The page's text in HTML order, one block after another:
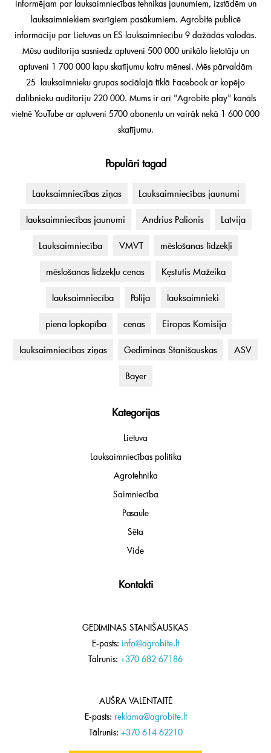
informējam par lauksaimniecības tehnikas jaunumiem, izstādēm un
lauksaimniekiem svarīgiem pasākumiem. Agrobitė publicē
informāciju par Lietuvas un ES lauksaimniecību 9 dažādās valodās.
Mūsu auditorija sasniedz aptuveni 500 000 unikālo lietotāju un
aptuveni 1 700 000 lapu skatījumu katru mēnesi. Mēs pārvaldām
25 lauksaimnieku grupas sociālajā tīklā Facebook ar kopējo
dalībnieku auditoriju 220 000. Mums ir arī "Agrobitė play" kanāls
vietnē YouTube ar aptuveni 5700 abonentu un vairāk nekā 1 600 000
skatījumu.
Populāri tagad
Lauksaimniecības ziņas Lauksaimniecības jaunumi
lauksaimniecības jaunumi Andrius Palionis Latvija
Lauksaimniecība VMVT mēslošanas līdzekļi
mēslošanas līdzekļu cenas Kęstutis Mažeika
lauksaimniecība Polija lauksaimnieki
piena lopkopība cenas Eiropas Komisija
lauksaimniecības ziņas Gediminas Stanišauskas ASV
Bayer
Kategorijas
Lietuva
Lauksaimniecības politika
Agrotehnika
Saimniecība
Pasaule
Sēta
Vide
Kontakti
GEDIMINAS STANIŠAUSKAS
E-pasts: info@agrobite.lt
Tālrunis: +370 682 67186
AUŠRA VALENTAITĖ
E-pasts: reklama@agrobite.lt
Tālrunis: +370 614 62210